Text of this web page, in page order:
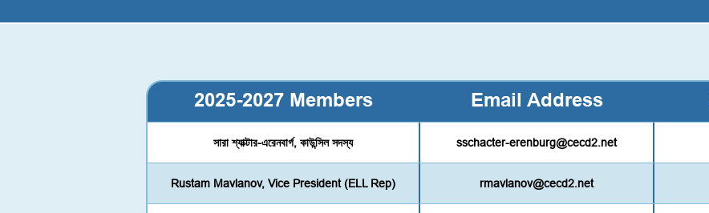
2025-2027 Members Email Address
সারা শ্যাক্টার-এরেনবার্গ, কাউন্সিল সদস্য sschacter-erenburg@cecd2.net
Rustam Mavlanov, Vice President (ELL Rep) rmavlanov@cecd2.net